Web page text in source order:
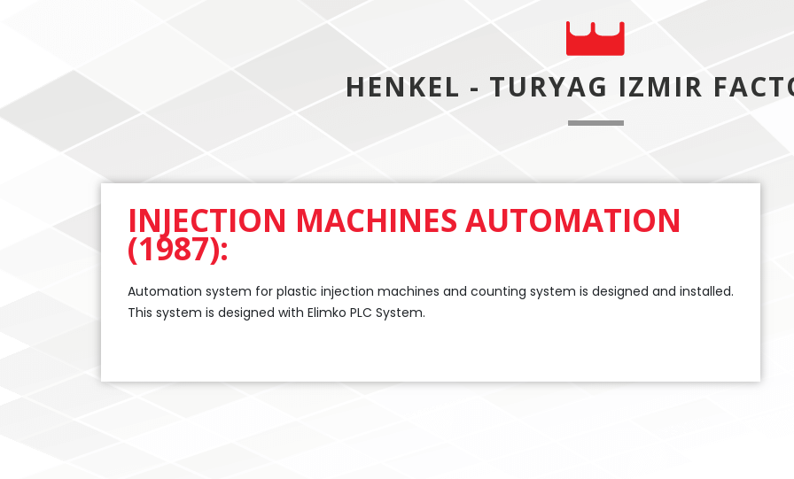
HENKEL - TURYAG IZMIR
INJECTION MACHINES AUTOMATION
(1987):
Automation system for plastic injection machines and counting system is designed and installed.
This system is designed with Elimko PLC System.